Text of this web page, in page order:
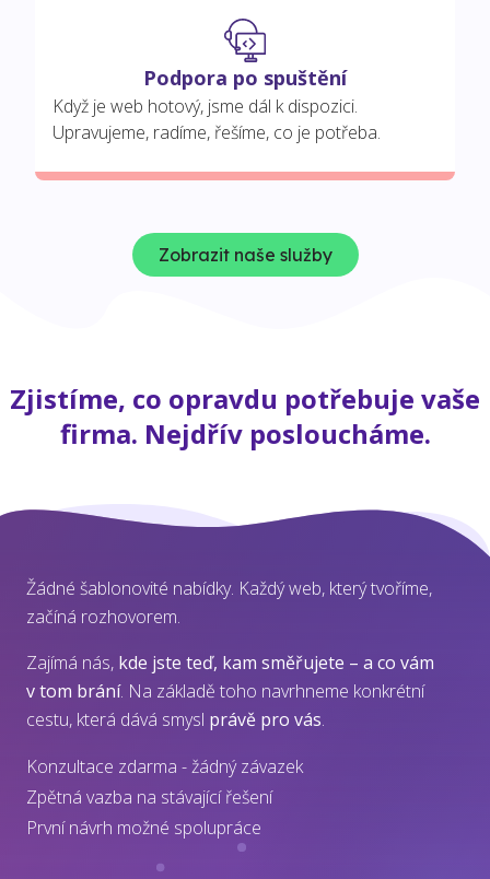
Podpora po spuštění
Když je web hotový, jsme dál k dispozici.
Upravujeme, radíme, řešíme, co je potřeba.
Zobrazit naše služby
Zjistíme, co opravdu potřebuje vaše
firma. Nejdřív posloucháme.
Žádné šablonovité nabídky. Každý web, který tvoříme,
začíná rozhovorem.
Zajímá nás, kde jste teď, kam směřujete – a co vám
v tom brání. Na základě toho navrhneme konkrétní
cestu, která dává smysl právě pro vás.
Konzultace zdarma - žádný závazek
Zpětná vazba na stávající řešení
První návrh možné spolupráce